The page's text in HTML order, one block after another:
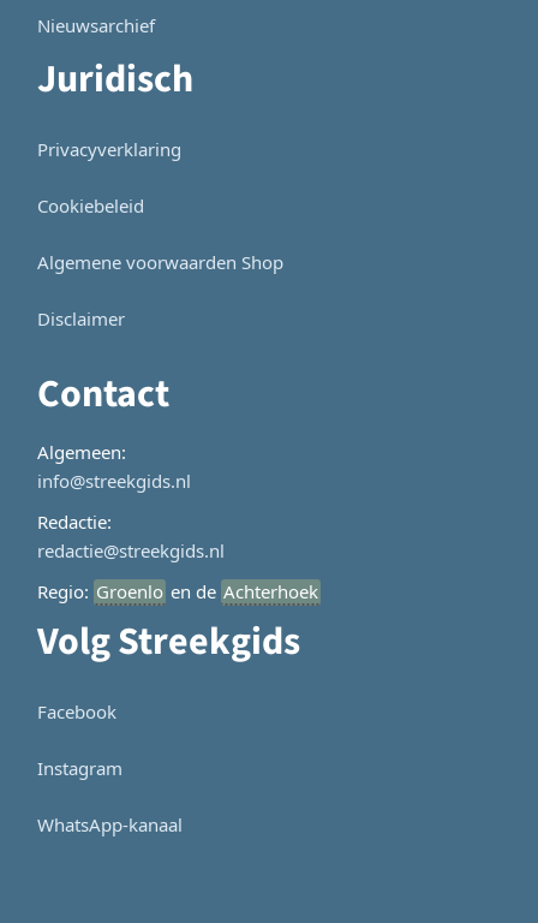
Nieuwsarchief
Juridisch
Privacyverklaring
Cookiebeleid
Algemene voorwaarden Shop
Disclaimer
Contact
Algemeen:
info@streekgids.nl
Redactie:
redactie@streekgids.nl
Regio: Groenlo en de Achterhoek
Volg Streekgids
Facebook
Instagram
WhatsApp-kanaal